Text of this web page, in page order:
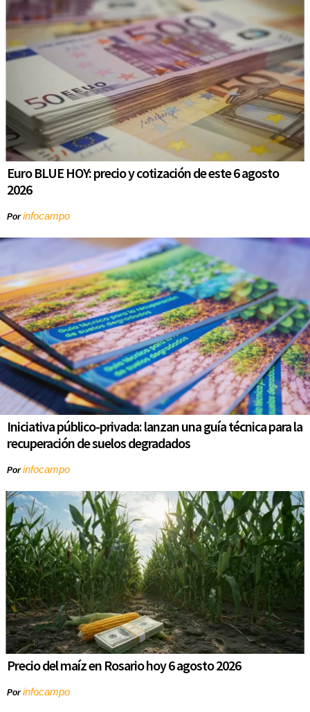
Euro BLUE HOY: precio y cotización de este 6 agosto
2026
Porinfocampo
Iniciativa público-privada: lanzan una guía técnica para la
recuperación de suelos degradados
Porinfocampo
Precio del maíz en Rosario hoy 6 agosto 2026
Porinfocampo